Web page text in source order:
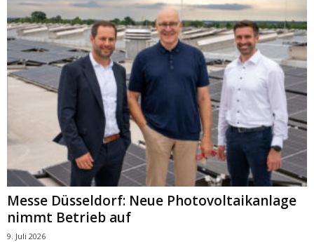
Messe Düsseldorf: Neue Photovoltaikanlage
nimmt Betrieb auf
9. Juli 2026